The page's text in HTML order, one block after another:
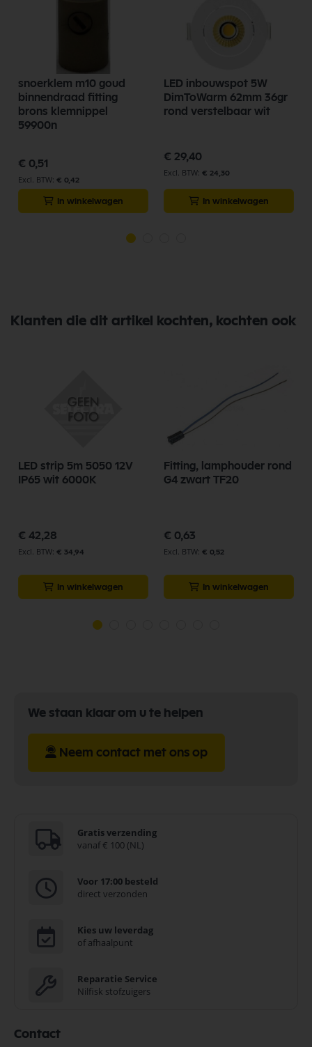
snoerklem m10 goud
binnendraad fitting
brons klemnippel
59900n
€ 0,51
€ 0,42
In winkelwagen
LED inbouwspot 5W
DimToWarm 62mm 36gr
rond verstelbaar wit
€ 29,40
€ 24,30
In winkelwagen
Klanten die dit artikel kochten, kochten ook
LED strip 5m 5050 12V
IP65 wit 6000K
€ 42,28
€ 34,94
In winkelwagen
Fitting, lamphouder rond
G4 zwart TF20
€ 0,63
€ 0,52
In winkelwagen
We staan klaar om u te helpen
Neem contact met ons op
Gratis verzending
vanaf € 100 (NL)
Voor 17:00 besteld
direct verzonden
Kies uw leverdag
of afhaalpunt
Reparatie Service
Nilfisk stofzuigers
Contact